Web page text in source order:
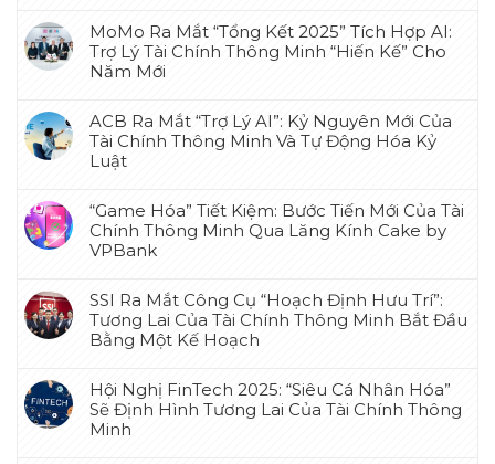
MoMo Ra Mắt “Tổng Kết 2025” Tích Hợp AI:
Trợ Lý Tài Chính Thông Minh “Hiến Kế” Cho
Năm Mới
ACB Ra Mắt “Trợ Lý AI”: Kỷ Nguyên Mới Của
Tài Chính Thông Minh Và Tự Động Hóa Kỷ
Luật
“Game Hóa” Tiết Kiệm: Bước Tiến Mới Của Tài
Chính Thông Minh Qua Lăng Kính Cake by
VPBank
SSI Ra Mắt Công Cụ “Hoạch Định Hưu Trí”:
Tương Lai Của Tài Chính Thông Minh Bắt Đầu
Bằng Một Kế Hoạch
Hội Nghị FinTech 2025: “Siêu Cá Nhân Hóa”
Sẽ Định Hình Tương Lai Của Tài Chính Thông
Minh